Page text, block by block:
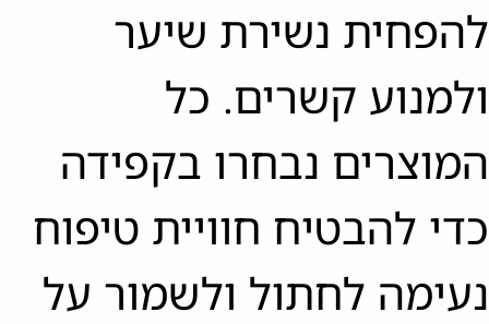
להפחית נשירת שיער
ולמנוע קשרים. כל
המוצרים נבחרו בקפידה
כדי להבטיח חוויית טיפוח
נעימה לחתול ולשמור על